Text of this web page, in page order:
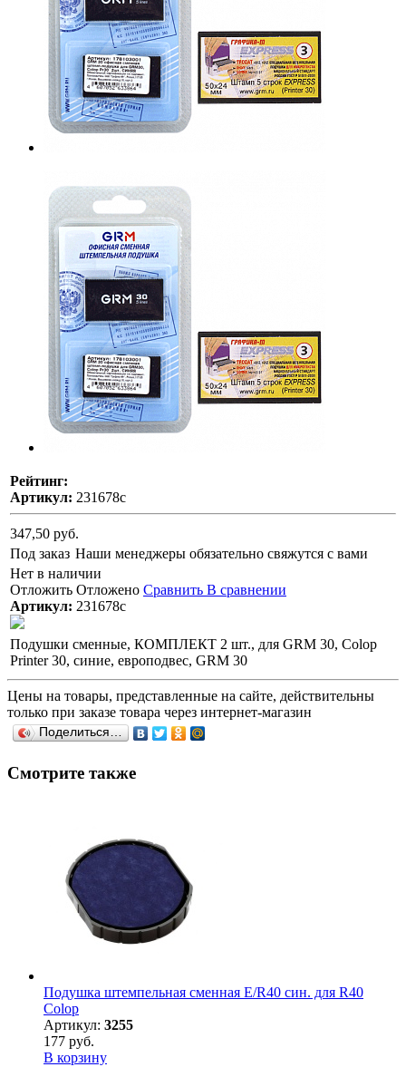
Рейтинг:
Артикул: 231678с
347,50 руб.
Под заказ Наши менеджеры обязательно свяжутся с вами
Нет в наличии
Отложить Отложено Сравнить В сравнении
Артикул: 231678с
Подушки сменные, КОМПЛЕКТ 2 шт., для GRM 30, Colop
Printer 30, синие, европодвес, GRM 30
Цены на товары, представленные на сайте, действительны
только при заказе товара через интернет-магазин
Поделиться…
Смотрите также
Подушка штемпельная сменная E/R40 син. для R40
Colop
Артикул: 3255
177 руб.
В корзину